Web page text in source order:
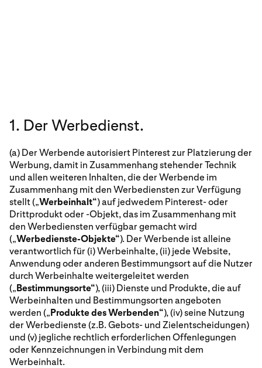
1. Der Werbedienst.
(a) Der Werbende autorisiert Pinterest zur Platzierung der
Werbung, damit in Zusammenhang stehender Technik
und allen weiteren Inhalten, die der Werbende im
Zusammenhang mit den Werbediensten zur Verfügung
stellt („Werbeinhalt“) auf jedwedem Pinterest- oder
Drittprodukt oder -Objekt, das im Zusammenhang mit
den Werbediensten verfügbar gemacht wird
(„Werbedienste-Objekte“). Der Werbende ist alleine
verantwortlich für (i) Werbeinhalte, (ii) jede Website,
Anwendung oder anderen Bestimmungsort auf die Nutzer
durch Werbeinhalte weitergeleitet werden
(„Bestimmungsorte“), (iii) Dienste und Produkte, die auf
Werbeinhalten und Bestimmungsorten angeboten
werden („Produkte des Werbenden“), (iv) seine Nutzung
der Werbedienste (z.B. Gebots- und Zielentscheidungen)
und (v) jegliche rechtlich erforderlichen Offenlegungen
oder Kennzeichnungen in Verbindung mit dem
Werbeinhalt.